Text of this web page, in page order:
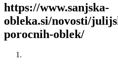
https://www.sanjska-
obleka.si/novosti/
porocnih-oblek/